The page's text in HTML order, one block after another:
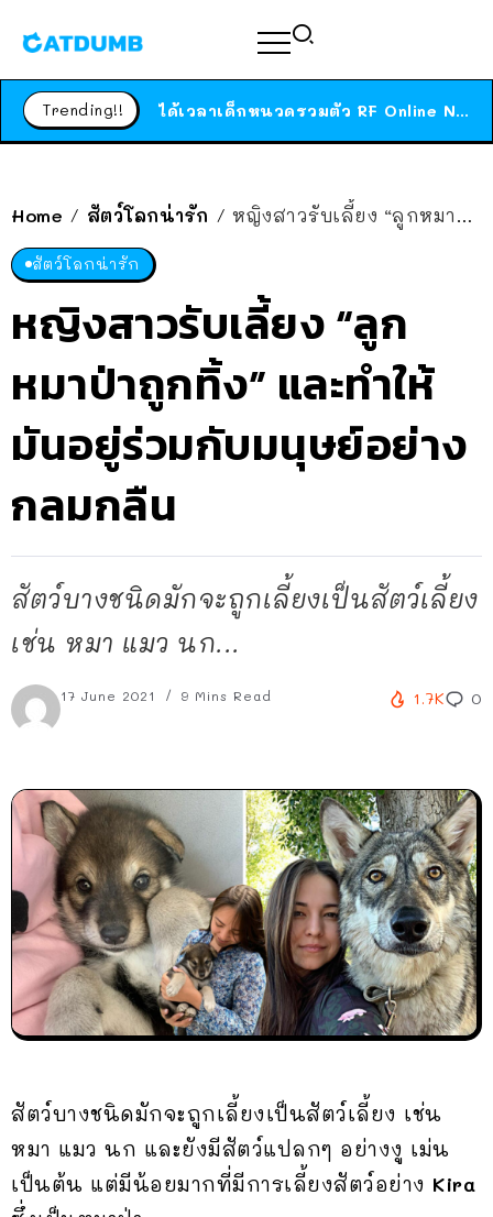
Trending!! ได้เวลาเด็กหนวดรวมตัว RF Online Next เปิดให้เล่นแล้ว เกม Sci-Fi MMORPG ระดับตำนาน เล่นได้ทั้งมือถือและ PC
Home / สัตว์โลกน่ารัก / หญิงสาวรับเลี้ยง “ลูกหมาป่าถูกทิ้ง” และทำให้มันอยู่ร่วมกับมนุษย์อย่างกลมกลืน
สัตว์โลกน่ารัก
หญิงสาวรับเลี้ยง “ลูก
หมาป่าถูกทิ้ง” และทำให้
มันอยู่ร่วมกับมนุษย์อย่าง
กลมกลืน
สัตว์บางชนิดมักจะถูกเลี้ยงเป็นสัตว์เลี้ยง
เช่น หมา แมว นก...
17 June 2021 9 Mins Read 1.7K 0
สัตว์บางชนิดมักจะถูกเลี้ยงเป็นสัตว์เลี้ยง เช่น
หมา แมว นก และยังมีสัตว์แปลกๆ อย่างงู เม่น
เป็นต้น แต่มีน้อยมากที่มีการเลี้ยงสัตว์อย่าง Kira